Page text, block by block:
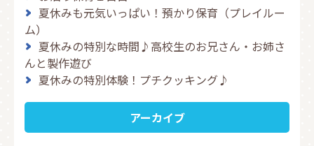
夏休みも元気いっぱい！預かり保育（プレイルー
ム）
夏休みの特別な時間♪高校生のお兄さん・お姉さ
んと製作遊び
夏休みの特別体験！プチクッキング♪
アーカイブ